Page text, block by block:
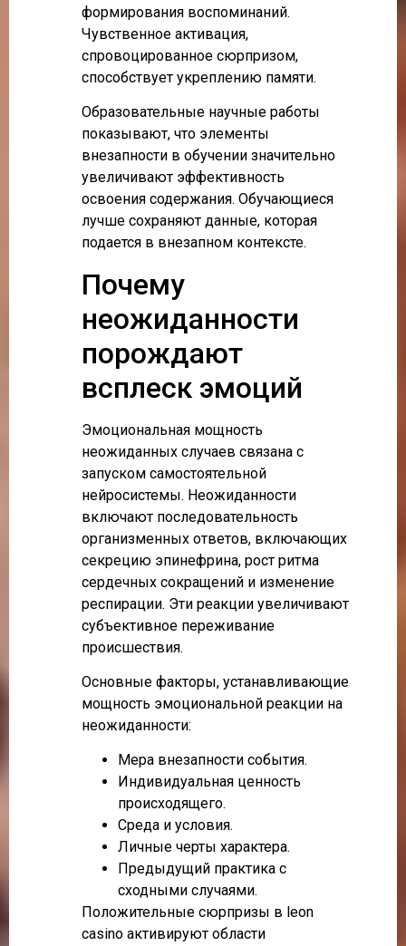
формирования воспоминаний.
Чувственное активация,
спровоцированное сюрпризом,
способствует укреплению памяти.
Образовательные научные работы
показывают, что элементы
внезапности в обучении значительно
увеличивают эффективность
освоения содержания. Обучающиеся
лучше сохраняют данные, которая
подается в внезапном контексте.
Почему
неожиданности
порождают
всплеск эмоций
Эмоциональная мощность
неожиданных случаев связана с
запуском самостоятельной
нейросистемы. Неожиданности
включают последовательность
организменных ответов, включающих
секрецию эпинефрина, рост ритма
сердечных сокращений и изменение
респирации. Эти реакции увеличивают
субъективное переживание
происшествия.
Основные факторы, устанавливающие
мощность эмоциональной реакции на
неожиданности:
Мера внезапности события.
Индивидуальная ценность
происходящего.
Среда и условия.
Личные черты характера.
Предыдущий практика с
сходными случаями.
Положительные сюрпризы в leon
casino активируют области